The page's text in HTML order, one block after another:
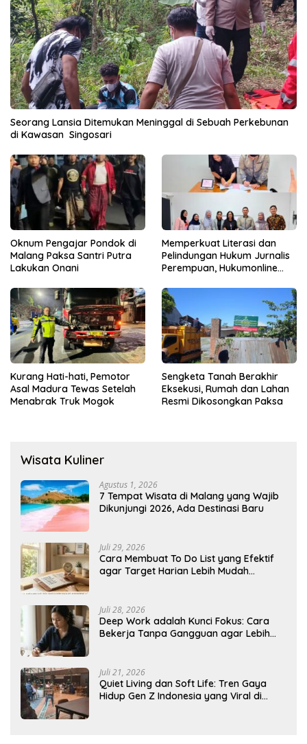
Seorang Lansia Ditemukan Meninggal di Sebuah Perkebunan
di Kawasan Singosari
Oknum Pengajar Pondok di
Malang Paksa Santri Putra
Lakukan Onani
Memperkuat Literasi dan
Pelindungan Hukum Jurnalis
Perempuan, Hukumonline
Gratis
Kurang Hati-hati, Pemotor
Asal Madura Tewas Setelah
Menabrak Truk Mogok
Sengketa Tanah Berakhir
Eksekusi, Rumah dan Lahan
Resmi Dikosongkan Paksa
Wisata Kuliner
Agustus 1, 2026
7 Tempat Wisata di Malang yang Wajib
Dikunjungi 2026, Ada Destinasi Baru
Juli 29, 2026
Cara Membuat To Do List yang Efektif
agar Target Harian Lebih Mudah
Juli 28, 2026
Deep Work adalah Kunci Fokus: Cara
Bekerja Tanpa Gangguan agar Lebih
Juli 21, 2026
Quiet Living dan Soft Life: Tren Gaya
Hidup Gen Z Indonesia yang Viral di